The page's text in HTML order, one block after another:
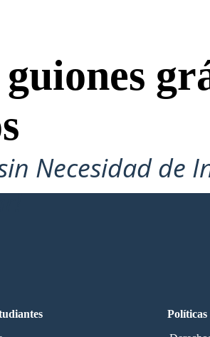
guiones
Necesidad de
Políticas